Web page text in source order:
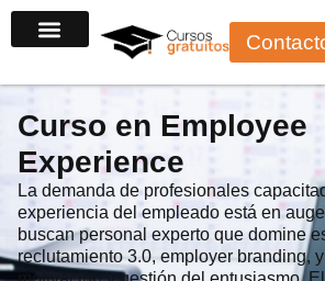
al
Curso en Employee
Experience
La demanda de profesionales
experiencia del empleado está en
buscan personal experto que domine
reclutamiento 3.0, employer branding,